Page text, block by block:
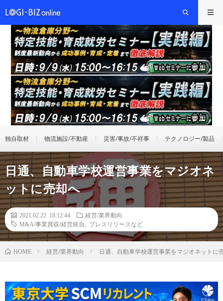
独自取材 物流施設/不動産 災害/事故/不祥事 テクノロジー/製品
日通、自動車学校運営事業をマジオネ
ットに売却へ
2021.02.22 18:12:44
経営/業界動向
M&A/事業買収/経営統合
プレスリリースなど
HOME 経営/業界動向 日通、自動車学校運営事業をマジオネットに